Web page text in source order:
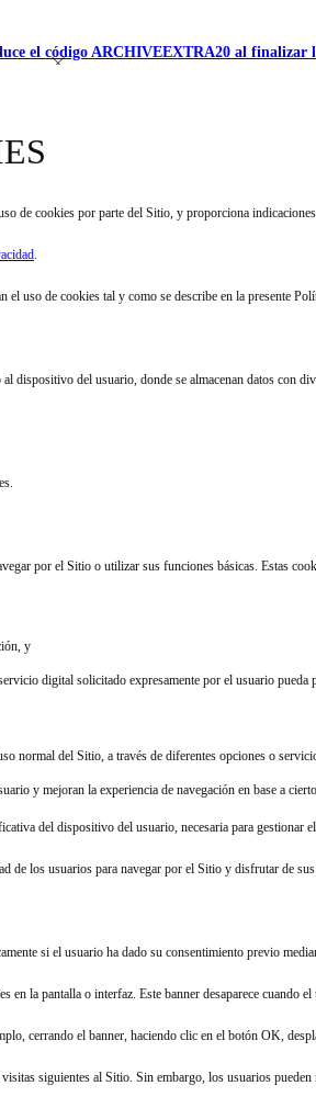
el código ARCHIVEEXTRA20 al finalizar
de cookies por parte del Sitio, y proporciona
.
uso de cookies tal y como se describe en la presente
dispositivo del usuario, donde se almacenan datos
por el Sitio o utilizar sus funciones básicas. Estas
y
digital solicitado expresamente por el usuario pueda
normal del Sitio, a través de diferentes opciones o
y mejoran la experiencia de navegación en base a
del dispositivo del usuario, necesaria para
de los usuarios para navegar por el Sitio y disfrutar de
si el usuario ha dado su consentimiento previo
la pantalla o interfaz. Este banner desaparece cuando
cerrando el banner, haciendo clic en el botón OK,
siguientes al Sitio. Sin embargo, los usuarios